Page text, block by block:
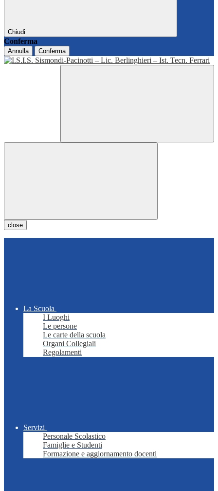
Chiudi
Conferma
Annulla Conferma
close
La Scuola
I Luoghi
Le persone
Le carte della scuola
Organi Collegiali
Regolamenti
Servizi
Personale Scolastico
Famiglie e Studenti
Formazione e aggiornamento docenti